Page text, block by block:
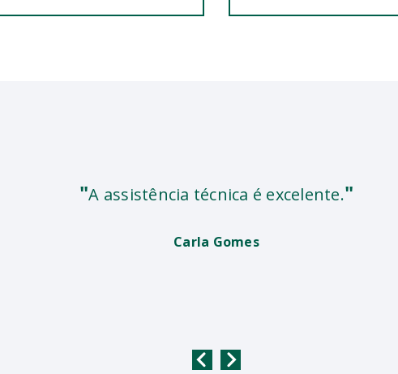
"A assistência técnica é excelente."
Carla Gomes